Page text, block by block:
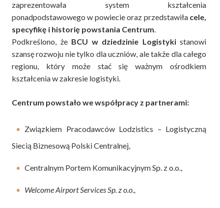
zaprezentowała system kształcenia
ponadpodstawowego w powiecie oraz przedstawiła cele,
specyfikę i historię powstania Centrum
Podkreślono, że BCU w dziedzinie Logistykistanowi
szansę rozwoju nie tylko dla uczniów, ale także dla całego
regionu, który może stać się ważnym ośrodkiem
kształcenia w zakresie logistyki.
Centrum powstało we współpracy z partnerami:
Związkiem Pracodawców Lodzistics – Logistyczną
Siecią Biznesową Polski Centralnej,
Centralnym Portem Komunikacyjnym Sp. z o.o.,
Welcome Airport Services Sp. z o.o.,